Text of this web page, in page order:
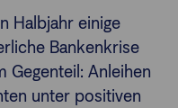
Halbjahr einige
Bankenkrise
Gegenteil: Anleihen
unter positiven